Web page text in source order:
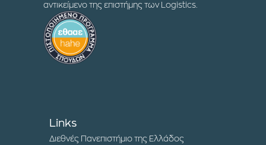
αντικείμενο της επιστήμης των Logistics.
Links
Διεθνές Πανεπιστήμιο της Ελλάδος